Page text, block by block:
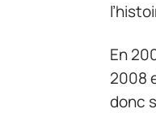
En
2008
donc